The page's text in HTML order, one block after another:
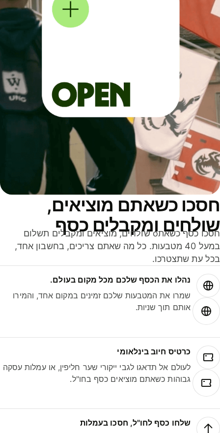
כשאתם מוציאים,
ומקבלים כסף
חסכו כסף כשאתo שולחים, מוציאים ומקבלים תשלום
במעל 40 מטבעות. כל מה שאתם צריכים, בחשבון אחד,
עת שתצטרכו.
נהלו את הכסף שלכם מכל מקום בעולם.
שמרו את המטבעות שלכם זמינים במקום אחד, והמירו
אותם תוך שניות.
כרטיס חיוב בינלאומי
לעולם אל תדאגו לגבי ייקורי שער חליפין, או עמלות עסקה
גבוהות כשאתם מוציאים כסף בחו"ל.
שלחו כסף לחו"ל, חסכו בעמלות